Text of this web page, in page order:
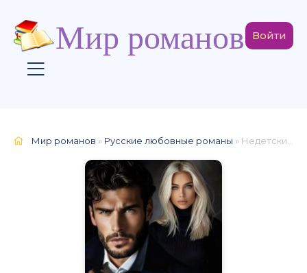
Мир романов Войти
Мир романов » Русские любовные романы » Недетские забавы